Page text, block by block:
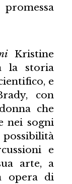
Kristine
la storia
e
con
che
nei sogni
e
arte, a
opera di